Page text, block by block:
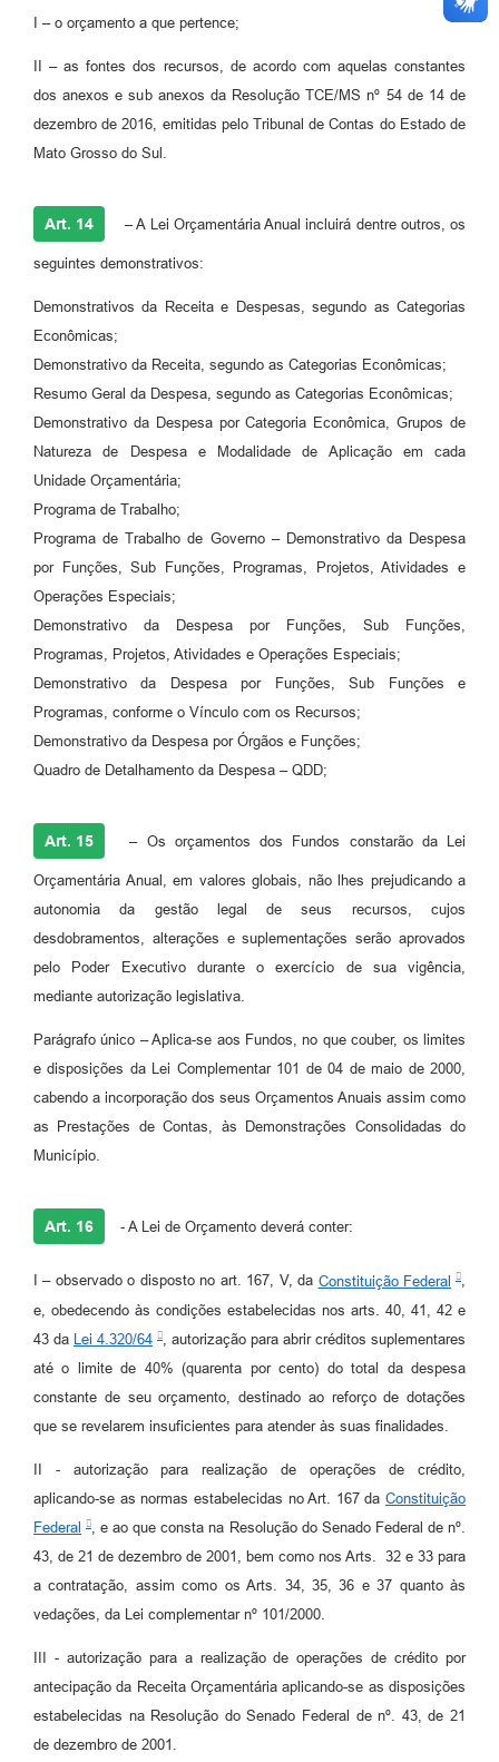
I – o orçamento a que pertence;
II – as fontes dos recursos, de acordo com aquelas constantes
dos anexos e sub anexos da Resolução TCE/MS nº 54 de 14 de
dezembro de 2016, emitidas pelo Tribunal de Contas do Estado de
Mato Grosso do Sul.
Art. 14 – A Lei Orçamentária Anual incluirá dentre outros, os
seguintes demonstrativos:
Demonstrativos da Receita e Despesas, segundo as Categorias
Econômicas;
Demonstrativo da Receita, segundo as Categorias Econômicas;
Resumo Geral da Despesa, segundo as Categorias Econômicas;
Demonstrativo da Despesa por Categoria Econômica, Grupos de
Natureza de Despesa e Modalidade de Aplicação em cada
Unidade Orçamentária;
Programa de Trabalho;
Programa de Trabalho de Governo – Demonstrativo da Despesa
por Funções, Sub Funções, Programas, Projetos, Atividades e
Operações Especiais;
Demonstrativo da Despesa por Funções, Sub Funções,
Programas, Projetos, Atividades e Operações Especiais;
Demonstrativo da Despesa por Funções, Sub Funções e
Programas, conforme o Vínculo com os Recursos;
Demonstrativo da Despesa por Órgãos e Funções;
Quadro de Detalhamento da Despesa – QDD;
Art. 15 – Os orçamentos dos Fundos constarão da Lei
Orçamentária Anual, em valores globais, não lhes prejudicando a
autonomia da gestão legal de seus recursos, cujos
desdobramentos, alterações e suplementações serão aprovados
pelo Poder Executivo durante o exercício de sua vigência,
mediante autorização legislativa.
Parágrafo único –Aplica-se aos Fundos, no que couber, os limites
e disposições da Lei Complementar 101 de 04 de maio de 2000,
cabendo a incorporação dos seus Orçamentos Anuais assim como
as Prestações de Contas, às Demonstrações Consolidadas do
Município.
Art. 16 - A Lei de Orçamento deverá conter:
I – observado o disposto no art. 167, V, da Constituição Federal
,
e, obedecendo às condições estabelecidas nos arts. 40, 41, 42 e
43 da
Lei 4.320/64
, autorização para abrir créditos suplementares
até o limite de 40% (quarenta por cento) do total da despesa
constante de seu orçamento, destinado ao reforço de dotações
que se revelarem insuficientes para atender às suas finalidades.
II - autorização para realização de operações de crédito,
aplicando-se as normas estabelecidas no Art. 167 da Constituição
Federal
, e ao que consta na Resolução do Senado Federal de nº.
43, de 21 de dezembro de 2001, bem como nos Arts. 32 e 33 para
a contratação, assim como os Arts. 34, 35, 36 e 37 quanto às
vedações, da Lei complementar nº 101/2000.
III - autorização para a realização de operações de crédito por
antecipação da Receita Orçamentária aplicando-se as disposições
estabelecidas na Resolução do Senado Federal de nº. 43, de 21
de dezembro de 2001.